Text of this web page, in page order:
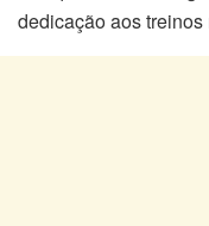
dedicação aos treinos